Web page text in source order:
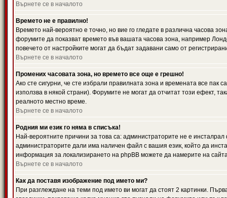
Върнете се в началото
Времето не е правилно!
Времето най-вероятно е точно, но вие го гледате в различна часова
форумите да показват времето във вашата часова зона, например
повечето от настройките могат да бъдат задавани само от
Върнете се в началото
Промених часовата зона, но времето все още е грешно!
Ако сте сигурни, че сте избрали правилната зона и времената все
използва в някой страни). Форумите не могат да отчитат този ефект,
реалното местно време.
Върнете се в началото
Родния ми език го няма в списъка!
Най-вероятните причини за това са: администраторите не е
администраторите дали има наличен файл с вашия език, който да
информация за локализирането на phpBB можете да намерите на
Върнете се в началото
Как да поставя изображение под името ми?
При разглеждане на теми под името ви могат да стоят 2 картинки.